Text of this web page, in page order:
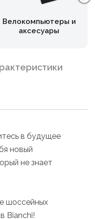
Велокомпьютеры и
аксесуары
в будущее
новый
не знает
шоссейных
Bianchi!